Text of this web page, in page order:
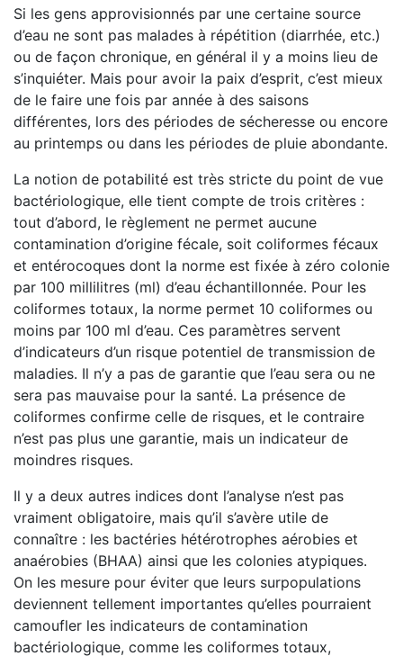
Si les gens approvisionnés par une certaine source
d’eau ne sont pas malades à répétition (diarrhée, etc.)
ou de façon chronique, en général il y a moins lieu de
s’inquiéter. Mais pour avoir la paix d’esprit, c’est mieux
de le faire une fois par année à des saisons
différentes, lors des périodes de sécheresse ou encore
au printemps ou dans les périodes de pluie abondante.
La notion de potabilité est très stricte du point de vue
bactériologique, elle tient compte de trois critères :
tout d’abord, le règlement ne permet aucune
contamination d’origine fécale, soit coliformes fécaux
et entérocoques dont la norme est fixée à zéro colonie
par 100 millilitres (ml) d’eau échantillonnée. Pour les
coliformes totaux, la norme permet 10 coliformes ou
moins par 100 ml d’eau. Ces paramètres servent
d’indicateurs d’un risque potentiel de transmission de
maladies. Il n’y a pas de garantie que l’eau sera ou ne
sera pas mauvaise pour la santé. La présence de
coliformes confirme celle de risques, et le contraire
n’est pas plus une garantie, mais un indicateur de
moindres risques.
Il y a deux autres indices dont l’analyse n’est pas
vraiment obligatoire, mais qu’il s’avère utile de
connaître : les bactéries hétérotrophes aérobies et
anaérobies (BHAA) ainsi que les colonies atypiques.
On les mesure pour éviter que leurs surpopulations
deviennent tellement importantes qu’elles pourraient
camoufler les indicateurs de contamination
bactériologique, comme les coliformes totaux,